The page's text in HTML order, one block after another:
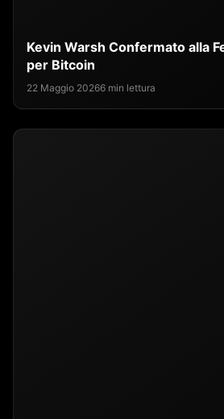
Kevin Warsh Confermato alla
per Bitcoin
22 Maggio 20266 min lettura